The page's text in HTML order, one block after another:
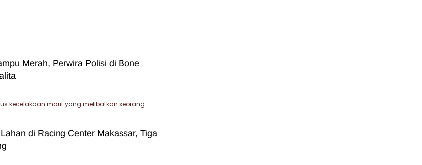
Merah, Perwira Polisi di Bone
kecelakaan maut yang melibatkan seorang…
di Racing Center Makassar, Tiga